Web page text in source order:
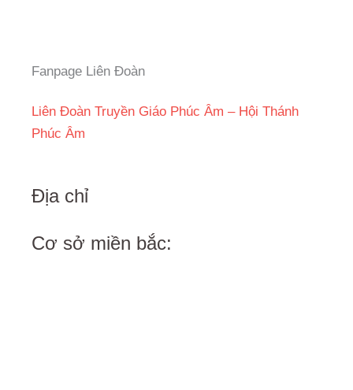
Fanpage Liên Đoàn
Liên Đoàn Truyền Giáo Phúc Âm – Hội Thánh
Phúc Âm
Địa chỉ
Cơ sở miền bắc: